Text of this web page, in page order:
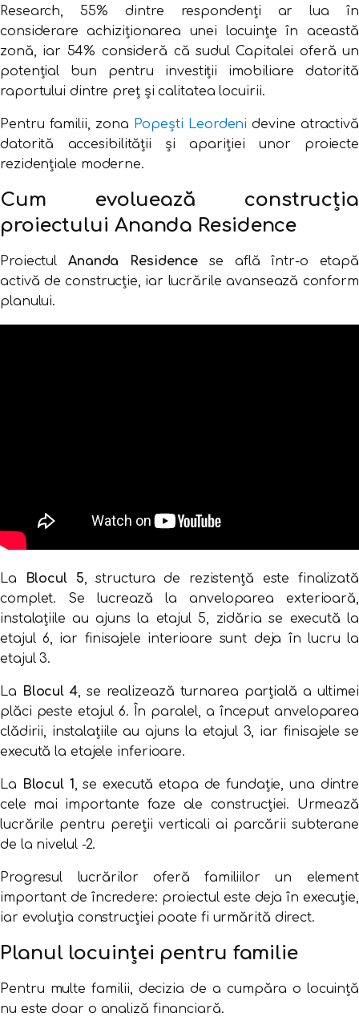
Research,55% dintre respondenți arluaîn
considerareachiziționarea unei locuințeîn această
zonă, iar 54% consideră căsudulCapitaleioferăun
potențial bun pentru investiții imobiliare datorită
raportului dintre preț șicalitatealocuirii.
Pentru familii, zona Popești Leordenidevine atractivă
datorită accesibilității șiapariției unor proiecte
rezidențiale moderne.
Cum evoluează construcția
proiectului Ananda Residence
Proiectul Ananda Residence se aflăîntr-o etapă
activă deconstrucție, iar lucrărileavansează conform
planului.
La Blocul 5,structurade rezistență este finalizată
complet. Selucreazălaanvelopareaexterioară,
instalațiileauajunsla etajul5, zidăriase executăla
etajul 6, iar finisajele interioare sunt deja înlucrula
etajul3.
La Blocul4, se realizează turnarea parțială a ultimei
plăci pesteetajul 6. În paralel, a începutanveloparea
clădirii, instalațiileau ajuns la etajul 3, iar finisajelese
executăla etajele inferioare.
La Blocul 1,seexecutăetapa defundație,una dintre
cele mai importante faze ale construcției. Urmează
lucrările pentru pereții verticaliai parcării subterane
de la nivelul -2.
Progresul lucrăriloroferă familiilorun element
importantde încredere: proiectul este dejaîn execuție,
iar evoluția construcției poate fi urmărită direct.
Planul locuinței pentru familie
Pentru multefamilii, deciziadeacumpăra o locuință
nu estedoar o analiză financiară.